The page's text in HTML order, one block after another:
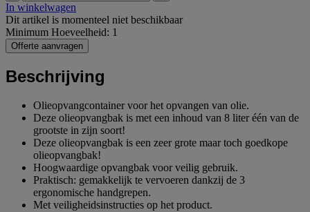
In winkelwagen
Dit artikel is momenteel niet beschikbaar
Minimum Hoeveelheid: 1
Offerte aanvragen
Beschrijving
Olieopvangcontainer voor het opvangen van olie.
Deze olieopvangbak is met een inhoud van 8 liter één van de
grootste in zijn soort!
Deze olieopvangbak is een zeer grote maar toch goedkope
olieopvangbak!
Hoogwaardige opvangbak voor veilig gebruik.
Praktisch: gemakkelijk te vervoeren dankzij de 3
ergonomische handgrepen.
Met veiligheidsinstructies op het product.